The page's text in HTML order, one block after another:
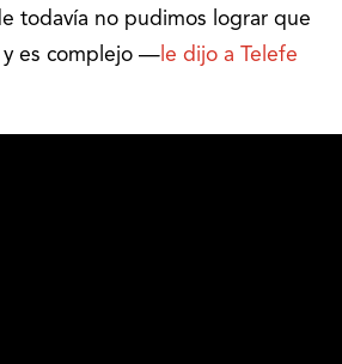
todavía no pudimos lograr que
y es complejo — le dijo a Telefe